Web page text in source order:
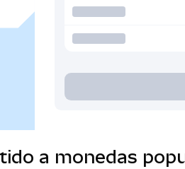
a monedas